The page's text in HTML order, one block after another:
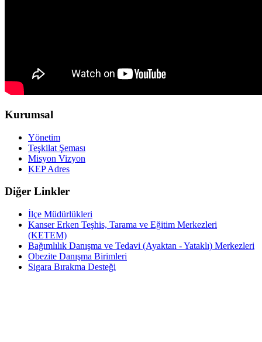
Kurumsal
Yönetim
Teşkilat Şeması
Misyon Vizyon
KEP Adres
Diğer Linkler
İlçe Müdürlükleri
Kanser Erken Teşhis, Tarama ve Eğitim Merkezleri
(KETEM)
Bağımlılık Danışma ve Tedavi (Ayaktan - Yataklı) Merkezleri
Obezite Danışma Birimleri
Sigara Bırakma Desteği